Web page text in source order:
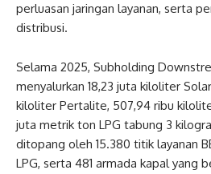
perluasan jaringan layanan, serta
distribusi.
Selama 2025, Subholding
menyalurkan 18,23 juta kiloliter
kiloliter Pertalite, 507,94 ribu
juta metrik ton LPG tabung 3
ditopang oleh 15.380 titik layanan
LPG, serta 481 armada kapal yang